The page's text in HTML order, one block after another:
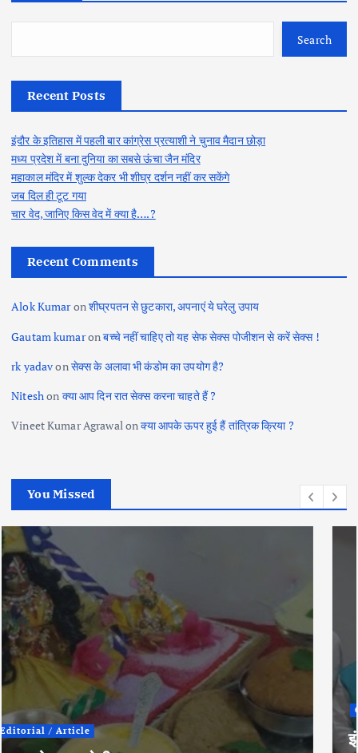
Search
Recent Posts
इंदौर के इतिहास में पहली बार कांग्रेस प्रत्याशी ने चुनाव मैदान छोड़ा
मध्य प्रदेश में बना दुनिया का सबसे ऊंचा जैन मंदिर
महाकाल मंदिर में शुल्क देकर भी शीघ्र दर्शन नहीं कर सकेंगे
जब दिल ही टूट गया
चार वेद, जानिए किस वेद में क्या है….?
Recent Comments
Alok Kumaronशीघ्रपतन से छुटकारा, अपनाएं ये घरेलु उपाय
Gautam kumaronबच्चे नहीं चाहिए तो यह सेफ सेक्स पोजीशन से करें सेक्स !
rk yadavonसेक्स के अलावा भी कंडोम का उपयोग है?
Nitesh on क्या आप दिन रात सेक्स करना चाहते हैं ?
Vineet Kumar Agrawal onक्या आपके ऊपर हुई हैं तांत्रिक क्रिया ?
You Missed
City News Political
इंदौर के इतिहास में पहली बार कांग्रेस प्रत्याशी ने